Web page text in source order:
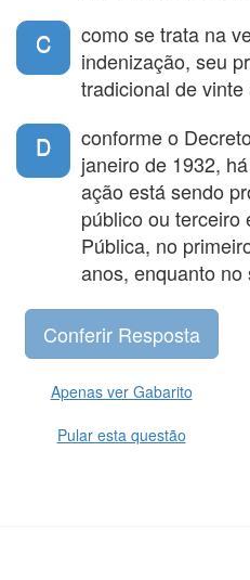
C
como se trata na
indenização, seu
tradicional de vinte
D
conforme o
janeiro de 1932,
ação está sendo
público ou terceiro
Pública, no
anos, enquanto
Apenas ver Gabarito
Pular esta questão